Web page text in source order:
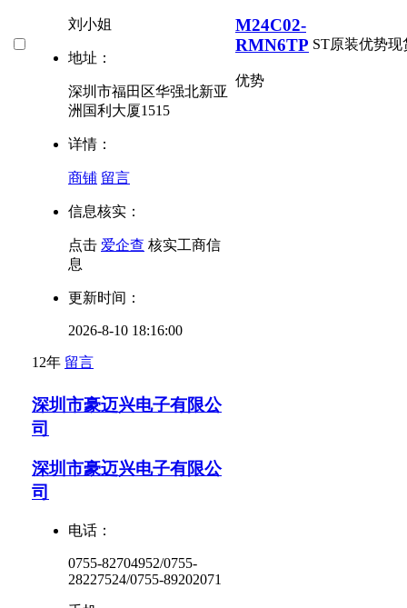
刘小姐
地址：
深圳市福田区华强北新亚
洲国利大厦1515
详情：
商铺 留言
信息核实：
点击 爱企查 核实工商信
息
更新时间：
2026-8-10 18:16:00
12年 留言
M24C02-
RMN6TP
优势
ST原装优势现
深圳市豪迈兴电子有限公
司
深圳市豪迈兴电子有限公
司
电话：
0755-82704952/0755-
28227524/0755-89202071